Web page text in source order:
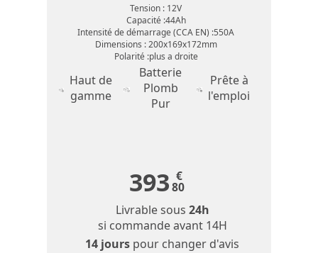
Tension : 12V
Capacité :44Ah
Intensité de démarrage (CCA EN) :550A
Dimensions : 200x169x172mm
Polarité :plus a droite
Haut de
gamme
Batterie
Plomb
Pur
Prête à
l'emploi
393 €
80
Livrable sous 24h
si commande avant 14H
14 jours pour changer d'avis